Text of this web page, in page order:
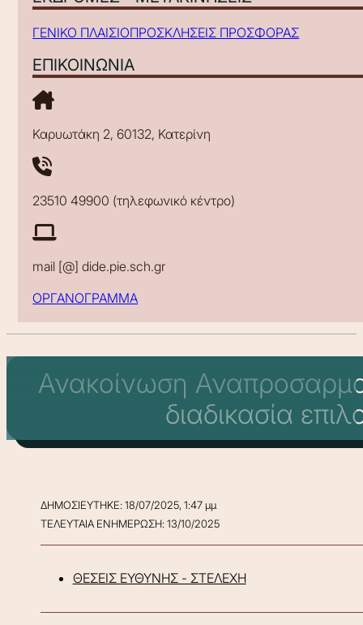
ΓΕΝΙΚΟ ΠΛΑΙΣΙΟΠΡΟΣΚΛΗΣΕΙΣ ΠΡΟΣΦΟΡΑΣ
ΕΠΙΚΟΙΝΩΝΙΑ
Καρυωτάκη 2, 60132, Κατερίνη
23510 49900 (τηλεφωνικό κέντρο)
mail [@] dide.pie.sch.gr
ΟΡΓΑΝΟΓΡΑΜΜΑ
Ανακοίνωση
διαδικασία
ΔΗΜΟΣΙΕΥΤΗΚΕ: 18/07/2025, 1:47 μμ
ΤΕΛΕΥΤΑΙΑ ΕΝΗΜΕΡΩΣΗ: 13/10/2025
ΘΕΣΕΙΣ ΕΥΘΥΝΗΣ - ΣΤΕΛΕΧΗ